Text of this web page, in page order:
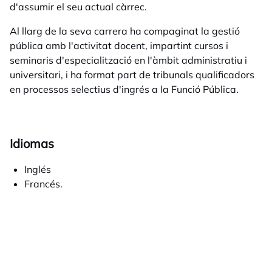
d'assumir el seu actual càrrec.
Al llarg de la seva carrera ha compaginat la gestió
pública amb l'activitat docent, impartint cursos i
seminaris d'especialització en l'àmbit administratiu i
universitari, i ha format part de tribunals qualificadors
en processos selectius d'ingrés a la Funció Pública.
Idiomas
Inglés
Francés.